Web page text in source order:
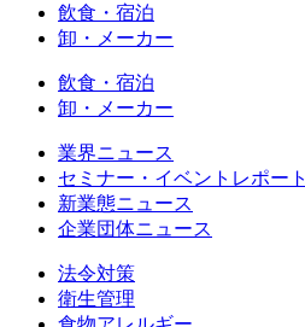
飲食・宿泊
卸・メーカー
飲食・宿泊
卸・メーカー
業界ニュース
セミナー・イベントレポート
新業態ニュース
企業団体ニュース
法令対策
衛生管理